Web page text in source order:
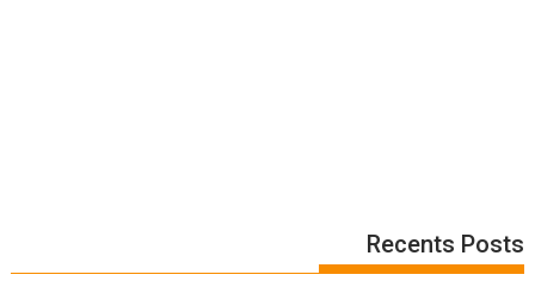
Recents Posts